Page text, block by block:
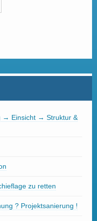
→ Einsicht → Struktur &
zu retten
? Projektsanierung !